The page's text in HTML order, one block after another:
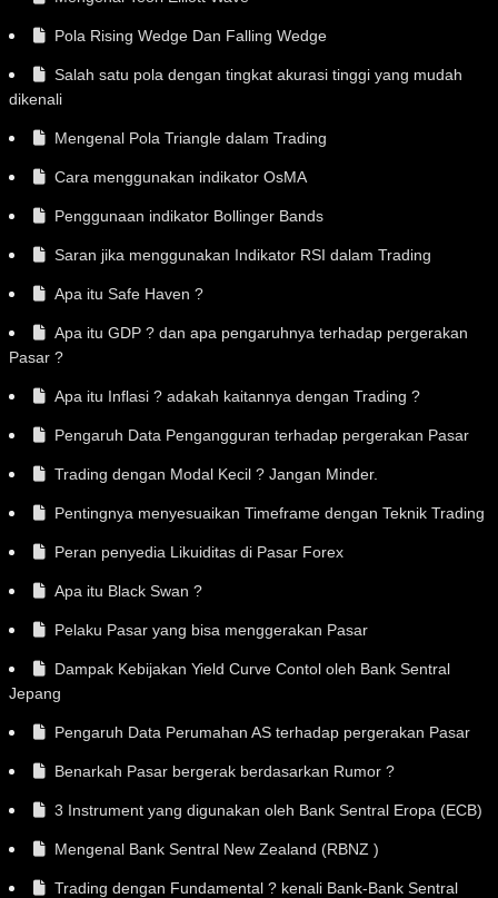
Pola Rising Wedge Dan Falling Wedge
Salah satu pola dengan tingkat akurasi tinggi yang mudah
dikenali
Mengenal Pola Triangle dalam Trading
Cara menggunakan indikator OsMA
Penggunaan indikator Bollinger Bands
Saran jika menggunakan Indikator RSI dalam Trading
Apa itu Safe Haven ?
Apa itu GDP ? dan apa pengaruhnya terhadap pergerakan
Pasar ?
Apa itu Inflasi ? adakah kaitannya dengan Trading ?
Pengaruh Data Pengangguran terhadap pergerakan Pasar
Trading dengan Modal Kecil ? Jangan Minder.
Pentingnya menyesuaikan Timeframe dengan Teknik Trading
Peran penyedia Likuiditas di Pasar Forex
Apa itu Black Swan ?
Pelaku Pasar yang bisa menggerakan Pasar
Dampak Kebijakan Yield Curve Contol oleh Bank Sentral
Jepang
Pengaruh Data Perumahan AS terhadap pergerakan Pasar
Benarkah Pasar bergerak berdasarkan Rumor ?
3 Instrument yang digunakan oleh Bank Sentral Eropa (ECB)
Mengenal Bank Sentral New Zealand (RBNZ )
Trading dengan Fundamental ? kenali Bank-Bank Sentral